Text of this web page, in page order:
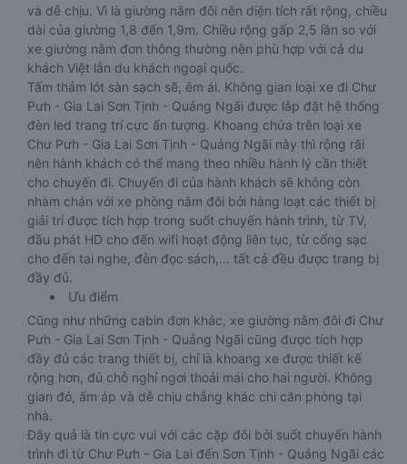
và dễ chịu. Vì là giường nằm đôi nên diện tích rất rộng, chiều
dài của giường 1,8 đến 1,9m. Chiều rộng gấp 2,5 lần so với
xe giường nằm đơn thông thường nên phù hợp với cả du
khách Việt lẫn du khách ngoại quốc.
Tấm thảm lót sàn sạch sẽ, êm ái. Không gian loại xe đi Chư
Pưh - Gia Lai Sơn Tịnh - Quảng Ngãi được lắp đặt hệ thống
đèn led trang trí cực ấn tượng. Khoang chứa trên loại xe
Chư Pưh - Gia Lai Sơn Tịnh - Quảng Ngãi này thì rộng rãi
nên hành khách có thể mang theo nhiều hành lý cần thiết
cho chuyến đi. Chuyến đi của hành khách sẽ không còn
nhàm chán với xe phòng nằm đôi bởi hàng loạt các thiết bị
giải trí được tích hợp trong suốt chuyến hành trình, từ TV,
đầu phát HD cho đến wifi hoạt động liên tục, từ cổng sạc
cho đến tai nghe, đèn đọc sách,… tất cả đều được trang bị
đầy đủ.
Ưu điểm
Cũng như những cabin đơn khác, xe giường nằm đôi đi Chư
Pưh - Gia Lai Sơn Tịnh - Quảng Ngãi cũng được tích hợp
đầy đủ các trang thiết bị, chỉ là khoang xe được thiết kế
rộng hơn, đủ chỗ nghỉ ngơi thoải mái cho hai người. Không
gian đó, ấm áp và dễ chịu chẳng khác chi căn phòng tại
nhà.
Đây quả là tin cực vui với các cặp đôi bởi suốt chuyến hành
trình đi từ Chư Pưh - Gia Lai đến Sơn Tịnh - Quảng Ngãi các